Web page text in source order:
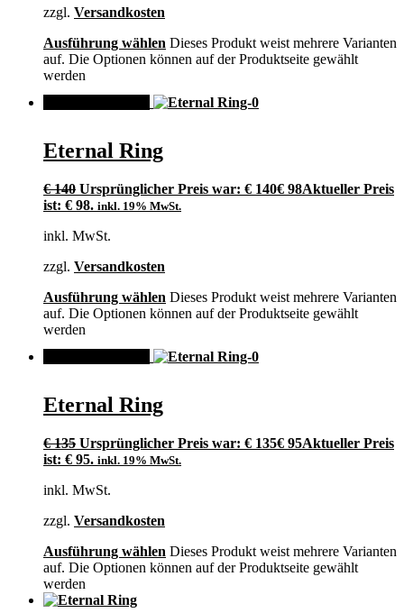
zzgl. Versandkosten
Ausführung wählen Dieses Produkt weist mehrere Varianten
auf. Die Optionen können auf der Produktseite gewählt
werden
Eternal Ring
€140 Ursprünglicher Preis war: € 140€ 98Aktueller Preis
ist: € 98. inkl. 19% MwSt.
inkl. MwSt.
zzgl. Versandkosten
Ausführung wählen Dieses Produkt weist mehrere Varianten
auf. Die Optionen können auf der Produktseite gewählt
werden
Eternal Ring
€135 Ursprünglicher Preis war: € 135€ 95Aktueller Preis
ist: € 95. inkl. 19% MwSt.
inkl. MwSt.
zzgl. Versandkosten
Ausführung wählen Dieses Produkt weist mehrere Varianten
auf. Die Optionen können auf der Produktseite gewählt
werden